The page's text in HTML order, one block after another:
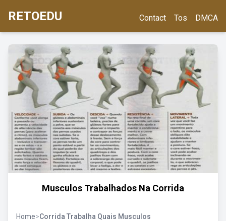
RETOEDU Contact Tos DMCA
Musculos Trabalhados Na Corrida
Home>Corrida Trabalha Quais Musculos